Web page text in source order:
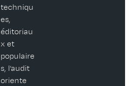
techniqu
es,
éditoriau
x et
populaire
s, l’audit
oriente